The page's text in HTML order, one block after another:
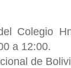
Colegio
a 12:00.
de